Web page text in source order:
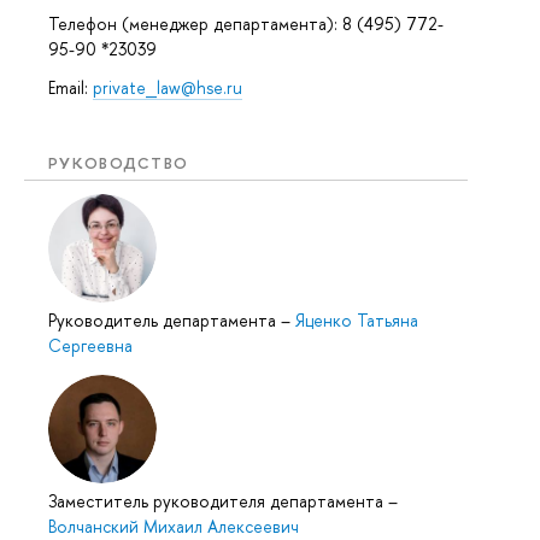
Телефон (менеджер департамента): 8 (495) 772-
95-90 *23039
Email: private_law@hse.ru
РУКОВОДСТВО
Руководитель департамента – Яценко Татьяна
Сергеевна
Заместитель руководителя департамента –
Волчанский Михаил Алексеевич